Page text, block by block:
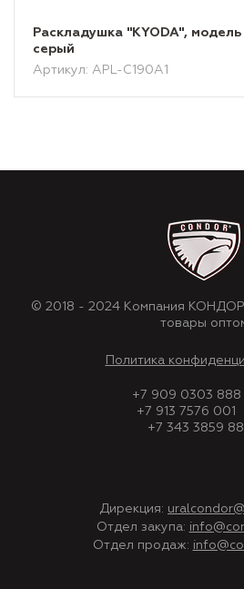
Раскладушка "KYODA", модель
серый
Артикул: APL-C190A1
© 2018 - 2024 Компания
товары
Политика
+7 909 0303 888
+7 913 7576 001
+7 343 3859
Дирекция:
Отдел закупа:
Отдел продаж: